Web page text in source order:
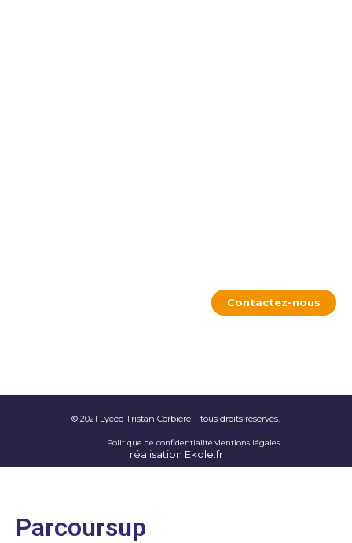
Contactez-nous
Politique de confidentialitéMentions légales
© 2021 Lycée Tristan Corbière − tous droits réservés.
réalisation Ekole.fr
Parcoursup